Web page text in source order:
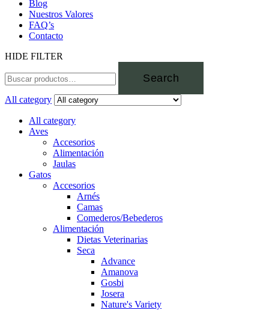
Blog
Nuestros Valores
FAQ’s
Contacto
HIDE FILTER
Search
All category
All category
Aves
Accesorios
Alimentación
Jaulas
Gatos
Accesorios
Arnés
Camas
Comederos/Bebederos
Alimentación
Dietas Veterinarias
Seca
Advance
Amanova
Gosbi
Josera
Nature's Variety